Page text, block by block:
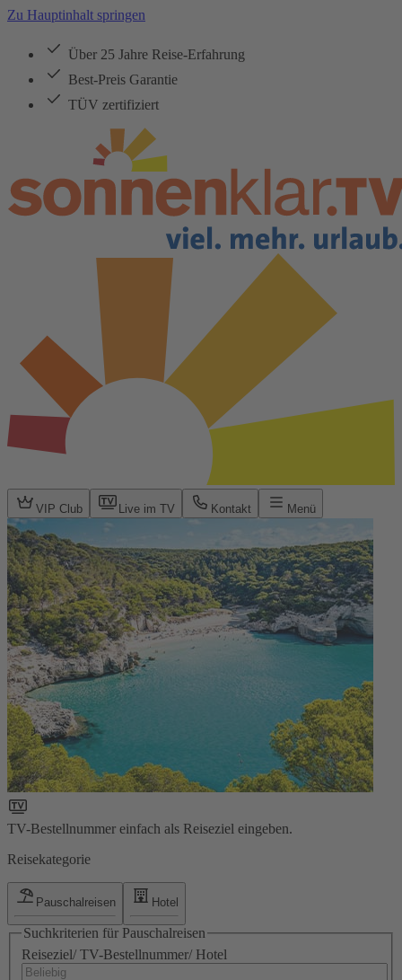
Zu Hauptinhalt springen
Über 25 Jahre Reise-Erfahrung
Best-Preis Garantie
TÜV zertifiziert
VIP Club Live im TV Kontakt Menü
TV-Bestellnummer einfach als Reiseziel eingeben.
Reisekategorie
Pauschalreisen Hotel
Suchkriterien für Pauschalreisen
Reiseziel/ TV-Bestellnummer/ Hotel